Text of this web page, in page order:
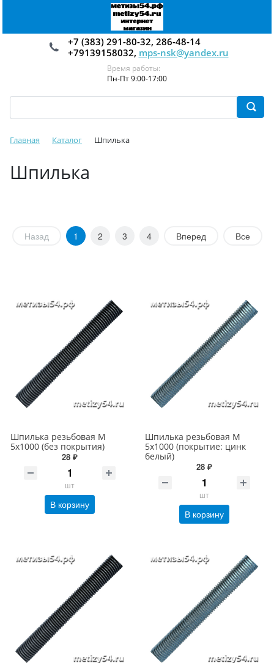
+7 (383) 291-80-32, 286-48-14
+79139158032, mps-nsk@yandex.ru
Время работы:
Пн-Пт 9:00-17:00
Главная Каталог Шпилька
Шпилька
Назад 1 2 3 4 Вперед Все
Шпилька резьбовая М
5х1000 (без покрытия)
28 ₽
шт
В корзину
Шпилька резьбовая М
5х1000 (покрытие: цинк
белый)
28 ₽
шт
В корзину